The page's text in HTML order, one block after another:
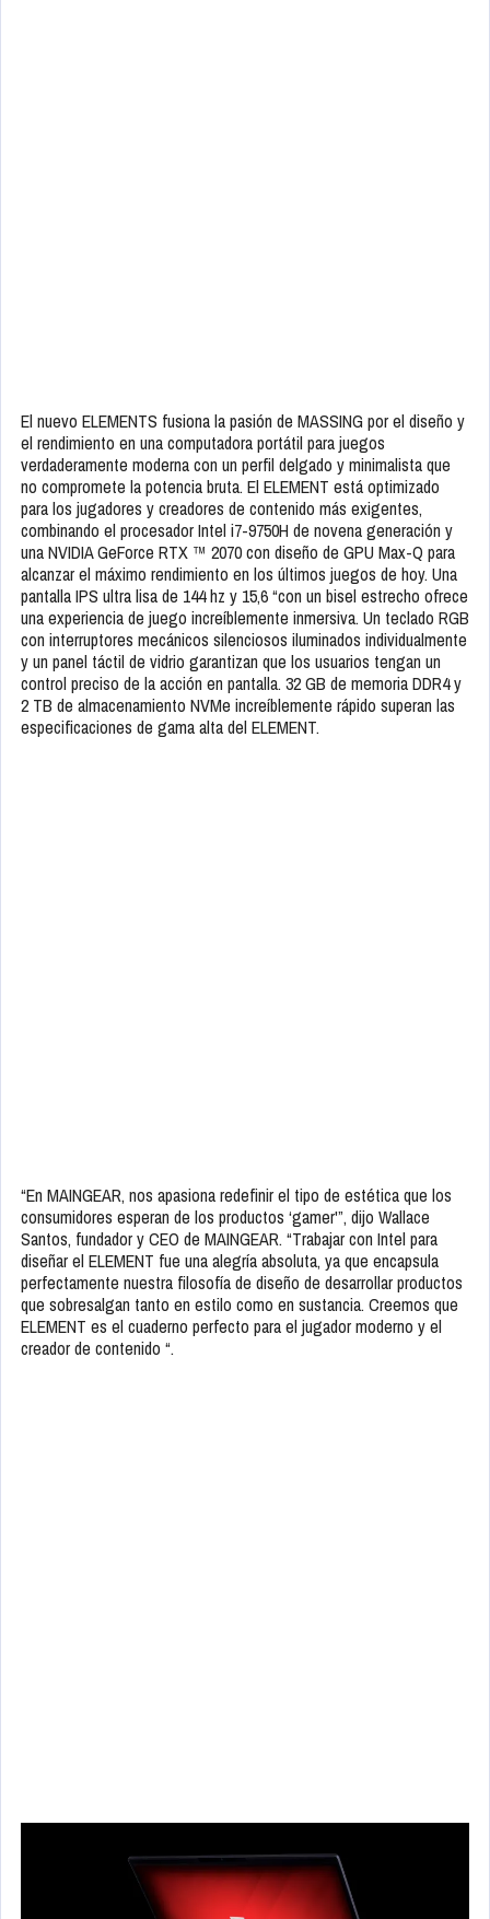
El nuevo ELEMENTS fusiona la pasión de MASSING por el diseño y
el rendimiento en una computadora portátil para juegos
verdaderamente moderna con un perfil delgado y minimalista que
no compromete la potencia bruta. El ELEMENT está optimizado
para los jugadores y creadores de contenido más exigentes,
combinando el procesador Intel i7-9750H de novena generación y
una NVIDIA GeForce RTX ™ 2070 con diseño de GPU Max-Q para
alcanzar el máximo rendimiento en los últimos juegos de hoy. Una
pantalla IPS ultra lisa de 144 hz y 15,6 “con un bisel estrecho ofrece
una experiencia de juego increíblemente inmersiva. Un teclado RGB
con interruptores mecánicos silenciosos iluminados individualmente
y un panel táctil de vidrio garantizan que los usuarios tengan un
control preciso de la acción en pantalla. 32 GB de memoria DDR4 y
2 TB de almacenamiento NVMe increíblemente rápido superan las
especificaciones de gama alta del ELEMENT.
“En MAINGEAR, nos apasiona redefinir el tipo de estética que los
consumidores esperan de los productos ‘gamer'”, dijo Wallace
Santos, fundador y CEO de MAINGEAR. “Trabajar con Intel para
diseñar el ELEMENT fue una alegría absoluta, ya que encapsula
perfectamente nuestra filosofía de diseño de desarrollar productos
que sobresalgan tanto en estilo como en sustancia. Creemos que
ELEMENT es el cuaderno perfecto para el jugador moderno y el
creador de contenido “.